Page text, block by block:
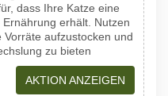
dass Ihre Katze eine
erhält. Nutzen
aufzustocken und
zu bieten
AKTION ANZEIGEN